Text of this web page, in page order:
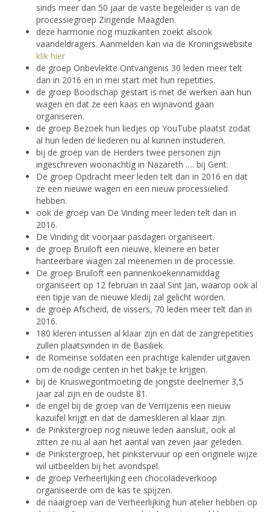
sinds meer dan 50 jaar de vaste begeleider is van de
processiegroep Zingende Maagden.
deze harmonie nog muzikanten zoekt alsook
vaandeldragers. Aanmelden kan via de Kroningswebsite
klik hier
de groep Onbevlekte Ontvangenis 30 leden meer telt
dan in 2016 en in mei start met hun repetities.
de groep Boodschap gestart is met de werken aan hun
wagen en dat ze een kaas en wijnavond gaan
organiseren.
de groep Bezoek hun liedjes op YouTube plaatst zodat
al hun leden de liederen nu al kunnen instuderen.
bij de groep van de Herders twee personen zijn
ingeschreven woonachtig in Nazareth …. bij Gent.
De groep Opdracht meer leden telt dan in 2016 en dat
ze een nieuwe wagen en een nieuw processielied
hebben.
ook de groep van De Vinding meer leden telt dan in
2016.
De Vinding dit voorjaar pasdagen organiseert.
de groep Bruiloft een nieuwe, kleinere en beter
hanteerbare wagen zal meenemen in de processie.
De groep Bruiloft een pannenkoekennamiddag
organiseert op 12 februari in zaal Sint Jan, waarop ook al
een tipje van de nieuwe kledij zal gelicht worden.
de groep Afscheid, de vissers, 70 leden meer telt dan in
2016.
180 kleren intussen al klaar zijn en dat de zangrepetities
zullen plaatsvinden in de Basiliek.
de Romeinse soldaten een prachtige kalender uitgaven
om de nodige centen in het bakje te krijgen.
bij de Kruiswegontmoeting de jongste deelnemer 3,5
jaar zal zijn en de oudste 81.
de engel bij de groep van de Verrijzenis een nieuw
kazuifel krijgt en dat de dameskleren al klaar zijn.
de Pinkstergroep nog nieuwe leden aansluit, ook al
zitten ze nu al aan het aantal van zeven jaar geleden.
de Pinkstergroep, het pinkstervuur op een originele wijze
wil uitbeelden bij het avondspel.
de groep Verheerlijking een chocoladeverkoop
organiseerde om de kas te spijzen.
de naaigroep van de Verheerlijking hun atelier hebben op